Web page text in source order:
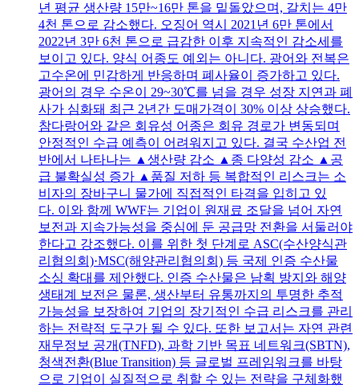
년 평균 생산량 15만~16만 톤을 밑돌았으며, 갈치는 4만
4천 톤으로 감소했다. 오징어 역시 2021년 6만 톤에서
2022년 3만 6천 톤으로 급감한 이후 지속적인 감소세를
보이고 있다. 양식 어종도 예외는 아니다. 광어와 전복은
고수온에 민감하게 반응하며 폐사율이 증가하고 있다.
광어의 경우 수온이 29~30℃를 넘을 경우 성장 지연과 폐
사가 심화돼 최근 2년간 도매가격이 30% 이상 상승했다.
참다랑어와 같은 회유성 어종은 회유 경로가 변동되며
안정적인 수급 예측이 어려워지고 있다. 결국 수산업 전
반에서 나타나는 ▲생산량 감소 ▲종 다양성 감소 ▲공
급 불확실성 증가 ▲품질 저하 등 복합적인 리스크는 소
비자의 장바구니 물가에 직접적인 타격을 입히고 있
다. 이와 함께 WWF는 기업이 원재료 조달을 넘어 자연
보전과 지속가능성을 중심에 둔 공급망 전환을 서둘러야
한다고 강조했다. 이를 위한 첫 단계로 ASC(수산양식관
리협의회)·MSC(해양관리협의회) 등 국제 인증 수산물
소싱 확대를 제안했다. 인증 수산물은 남획 방지와 해양
생태계 보전은 물론, 생산부터 유통까지의 투명한 추적
가능성을 보장하여 기업의 장기적인 수급 리스크를 관리
하는 전략적 도구가 될 수 있다. 또한 보고서는 자연 관련
재무정보 공개(TNFD), 과학 기반 목표 네트워크(SBTN),
청색전환(Blue Transition) 등 글로벌 프레임워크를 바탕
으로 기업이 실질적으로 취할 수 있는 전략을 구체화했